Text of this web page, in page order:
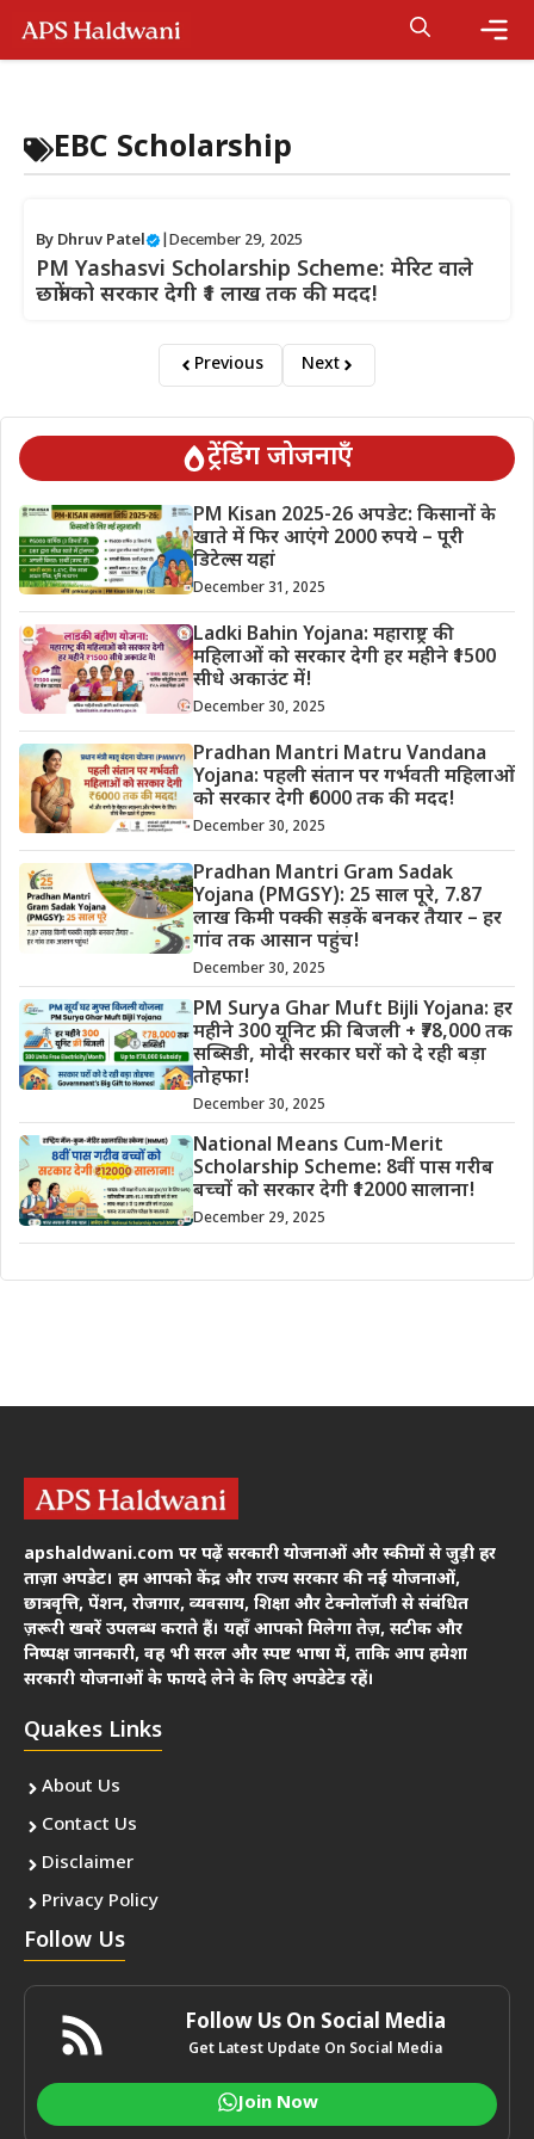
EBC Scholarship
By Dhruv Patel December 29, 2025
PM Yashasvi Scholarship Scheme: मेरिट वाले
छात्रों को सरकार देगी ₹1 लाख तक की मदद!
Previous Next
ट्रेंडिंग जोजनाएँ
PM Kisan 2025-26 अपडेट: किसानों के
खाते में फिर आएंगे 2000 रुपये – पूरी
डिटेल्स यहां
December 31, 2025
Ladki Bahin Yojana: महाराष्ट्र की
महिलाओं को सरकार देगी हर महीने ₹1500
सीधे अकाउंट में!
December 30, 2025
Pradhan Mantri Matru Vandana
Yojana: पहली संतान पर गर्भवती महिलाओं
को सरकार देगी ₹6000 तक की मदद!
December 30, 2025
Pradhan Mantri Gram Sadak
Yojana (PMGSY): 25 साल पूरे, 7.87
लाख किमी पक्की सड़कें बनकर तैयार – हर
गांव तक आसान पहुंच!
December 30, 2025
PM Surya Ghar Muft Bijli Yojana: हर
महीने 300 यूनिट फ्री बिजली + ₹78,000 तक
सब्सिडी, मोदी सरकार घरों को दे रही बड़ा
तोहफा!
December 30, 2025
National Means Cum-Merit
Scholarship Scheme: 8वीं पास गरीब
बच्चों को सरकार देगी ₹12000 सालाना!
December 29, 2025
apshaldwani.com पर पढ़ें सरकारी योजनाओं और स्कीमों से जुड़ी हर
ताज़ा अपडेट। हम आपको केंद्र और राज्य सरकार की नई योजनाओं,
छात्रवृत्ति, पेंशन, रोजगार, व्यवसाय, शिक्षा और टेक्नोलॉजी से संबंधित
ज़रूरी खबरें उपलब्ध कराते हैं। यहाँ आपको मिलेगा तेज़, सटीक और
निष्पक्ष जानकारी, वह भी सरल और स्पष्ट भाषा में, ताकि आप हमेशा
सरकारी योजनाओं के फायदे लेने के लिए अपडेटेड रहें।
Quakes Links
About Us
Contact Us
Disclaimer
Privacy Policy
Follow Us
Follow Us On Social Media
Get Latest Update On Social Media
Join Now